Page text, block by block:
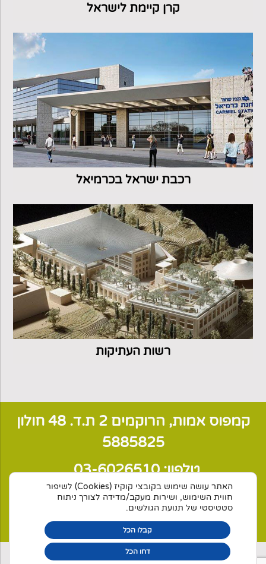
קרן קיימת לישראל
רכבת ישראל בכרמיאל
רשות העתיקות
קמפוס אמות, הרוקמים 2 ת.ד. 48 חולון
5885825
טלפון:03-6026510
דוא"ל: veltman@rve.org.il
ולטמן מהנדסים מקבוצת אשד
© כל 3זכויות שמורות לחברת ולטמן מהנדסים בע"מ מקבוצת אשד
האתר עושה שימוש בקובצי קוקיז (Cookies) לשיפור
חווית השימוש, ושירות מעקב/מדידה לצורך ניתוח
סטטיסטי של תנועת הגולשים.
קבלו הכל
דחו הכל